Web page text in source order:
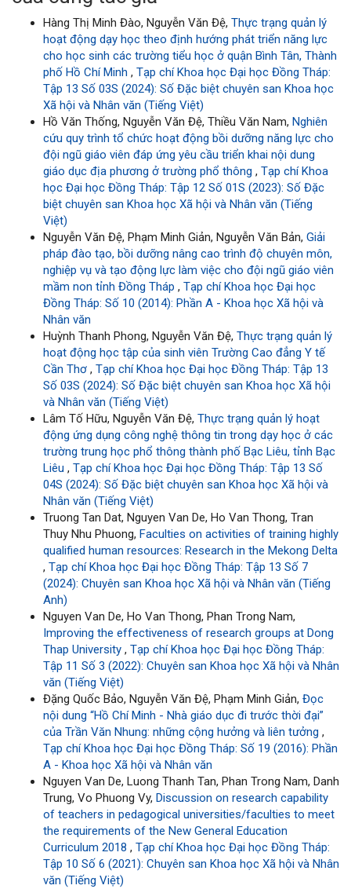
Hàng Thị Minh Đào, Nguyễn Văn Đệ, Thực trạng quản lý
hoạt động dạy học theo định hướng phát triển năng lực
cho học sinh các trường tiểu học ở quận Bình Tân, Thành
phố Hồ Chí Minh , Tạp chí Khoa học Đại học Đồng Tháp:
Tập 13 Số 03S (2024): Số Đặc biệt chuyên san Khoa học
Xã hội và Nhân văn (Tiếng Việt)
Hồ Văn Thống, Nguyễn Văn Đệ, Thiều Văn Nam, Nghiên
cứu quy trình tổ chức hoạt động bồi dưỡng năng lực cho
đội ngũ giáo viên đáp ứng yêu cầu triển khai nội dung
giáo dục địa phương ở trường phổ thông , Tạp chí Khoa
học Đại học Đồng Tháp: Tập 12 Số 01S (2023): Số Đặc
biệt chuyên san Khoa học Xã hội và Nhân văn (Tiếng
Việt)
Nguyễn Văn Đệ, Phạm Minh Giản, Nguyễn Văn Bản, Giải
pháp đào tạo, bồi dưỡng nâng cao trình độ chuyên môn,
nghiệp vụ và tạo động lực làm việc cho đội ngũ giáo viên
mầm non tỉnh Đồng Tháp , Tạp chí Khoa học Đại học
Đồng Tháp: Số 10 (2014): Phần A - Khoa học Xã hội và
Nhân văn
Huỳnh Thanh Phong, Nguyễn Văn Đệ, Thực trạng quản lý
hoạt động học tập của sinh viên Trường Cao đẳng Y tế
Cần Thơ , Tạp chí Khoa học Đại học Đồng Tháp: Tập 13
Số 03S (2024): Số Đặc biệt chuyên san Khoa học Xã hội
và Nhân văn (Tiếng Việt)
Lâm Tố Hữu, Nguyễn Văn Đệ, Thực trạng quản lý hoạt
động ứng dụng công nghệ thông tin trong dạy học ở các
trường trung học phổ thông thành phố Bạc Liêu, tỉnh Bạc
Liêu , Tạp chí Khoa học Đại học Đồng Tháp: Tập 13 Số
04S (2024): Số Đặc biệt chuyên san Khoa học Xã hội và
Nhân văn (Tiếng Việt)
Truong Tan Dat, Nguyen Van De, Ho Van Thong, Tran
Thuy Nhu Phuong, Faculties on activities of training highly
qualified human resources: Research in the Mekong Delta
, Tạp chí Khoa học Đại học Đồng Tháp: Tập 13 Số 7
(2024): Chuyên san Khoa học Xã hội và Nhân văn (Tiếng
Anh)
Nguyen Van De, Ho Van Thong, Phan Trong Nam,
Improving the effectiveness of research groups at Dong
Thap University , Tạp chí Khoa học Đại học Đồng Tháp:
Tập 11 Số 3 (2022): Chuyên san Khoa học Xã hội và Nhân
văn (Tiếng Việt)
Đặng Quốc Bảo, Nguyễn Văn Đệ, Phạm Minh Giản, Đọc
nội dung “Hồ Chí Minh - Nhà giáo dục đi trước thời đại”
của Trần Văn Nhung: những cộng hưởng và liên tưởng ,
Tạp chí Khoa học Đại học Đồng Tháp: Số 19 (2016): Phần
A - Khoa học Xã hội và Nhân văn
Nguyen Van De, Luong Thanh Tan, Phan Trong Nam, Danh
Trung, Vo Phuong Vy, Discussion on research capability
of teachers in pedagogical universities/faculties to meet
the requirements of the New General Education
Curriculum 2018 , Tạp chí Khoa học Đại học Đồng Tháp:
Tập 10 Số 6 (2021): Chuyên san Khoa học Xã hội và Nhân
văn (Tiếng Việt)